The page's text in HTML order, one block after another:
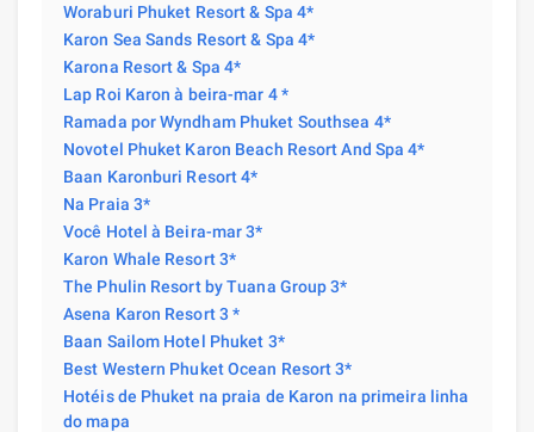
Woraburi Phuket Resort & Spa 4*
Karon Sea Sands Resort & Spa 4*
Karona Resort & Spa 4*
Lap Roi Karon à beira-mar 4 *
Ramada por Wyndham Phuket Southsea 4*
Novotel Phuket Karon Beach Resort And Spa 4*
Baan Karonburi Resort 4*
Na Praia 3*
Você Hotel à Beira-mar 3*
Karon Whale Resort 3*
The Phulin Resort by Tuana Group 3*
Asena Karon Resort 3 *
Baan Sailom Hotel Phuket 3*
Best Western Phuket Ocean Resort 3*
Hotéis de Phuket na praia de Karon na primeira linha
do mapa